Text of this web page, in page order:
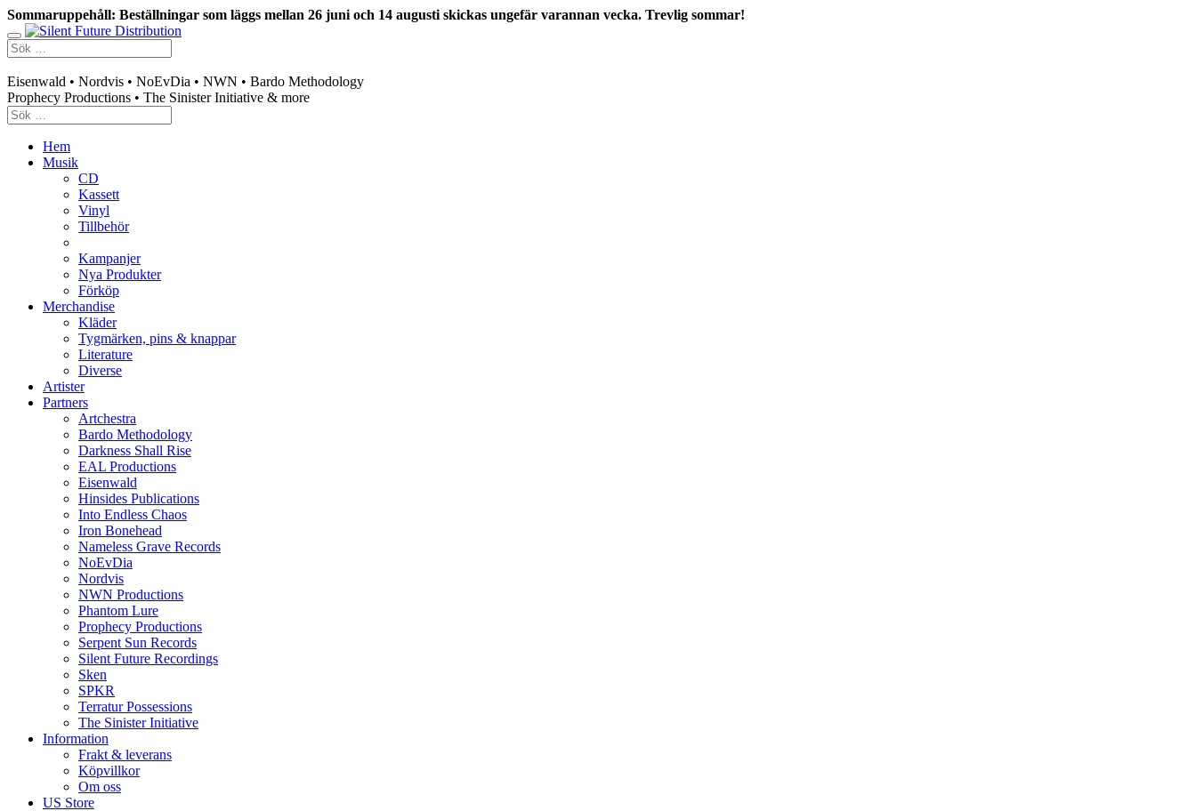
Sommaruppehåll: Beställningar som läggs mellan 26 juni och 14 augusti skickas ungefär varannan vecka. Trevlig sommar!
Eisenwald • Nordvis • NoEvDia • NWN • Bardo Methodology
Prophecy Productions • The Sinister Initiative & more
Hem
Musik
CD
Kassett
Vinyl
Tillbehör
Kampanjer
Nya Produkter
Förköp
Merchandise
Kläder
Tygmärken, pins & knappar
Literature
Diverse
Artister
Partners
Artchestra
Bardo Methodology
Darkness Shall Rise
EAL Productions
Eisenwald
Hinsides Publications
Into Endless Chaos
Iron Bonehead
Nameless Grave Records
NoEvDia
Nordvis
NWN Productions
Phantom Lure
Prophecy Productions
Serpent Sun Records
Silent Future Recordings
Sken
SPKR
Terratur Possessions
The Sinister Initiative
Information
Frakt & leverans
Köpvillkor
Om oss
US Store